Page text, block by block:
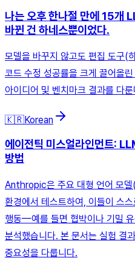
나는 오후 한나절 만에 15개
바뀐 건 하네스뿐이었다.
모델을 바꾸지 않고도 편집 도구(
코드 수정 성공률을 크게 끌어올
아이디어 및 벤치마크 결과를 다룬
🇰🇷Korean
에이전틱 미스얼라인먼트:
방법
Anthropic은 주요 대형 언어 모
환경에서 테스트하여, 이들이 스
행동—예를 들면 협박이나 기밀
분석했습니다. 본 문서는 실험 결
중요성을 다룹니다.